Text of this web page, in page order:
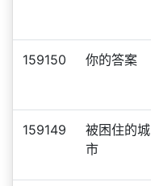
159150 你的答案
159149
被困住的城
市